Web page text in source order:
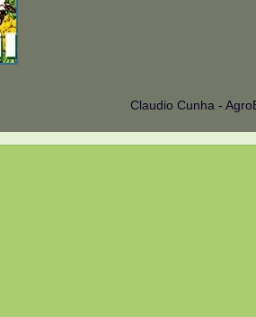
Claudio Cunha -